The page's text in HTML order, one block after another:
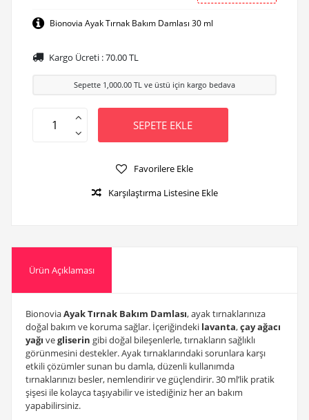
Bionovia Ayak Tırnak Bakım Damlası 30 ml
Kargo Ücreti :70.00TL
Sepette 1,000.00 TL ve üstü için kargo bedava
SEPETE EKLE
Favorilere Ekle
Karşılaştırma Listesine Ekle
Ürün Açıklaması
BionoviaAyak Tırnak Bakım Damlası, ayak tırnaklarınıza
doğal bakım ve koruma sağlar. İçeriğindeki lavanta,çay ağacı
yağı vegliserin gibi doğal bileşenlerle, tırnakların sağlıklı
görünmesini destekler. Ayak tırnaklarındaki sorunlara karşı
etkili çözümler sunan bu damla, düzenli kullanımda
tırnaklarınızı besler, nemlendirir ve güçlendirir. 30 ml’lik pratik
şişesi ile kolayca taşıyabilir ve istediğiniz her an bakım
yapabilirsiniz.